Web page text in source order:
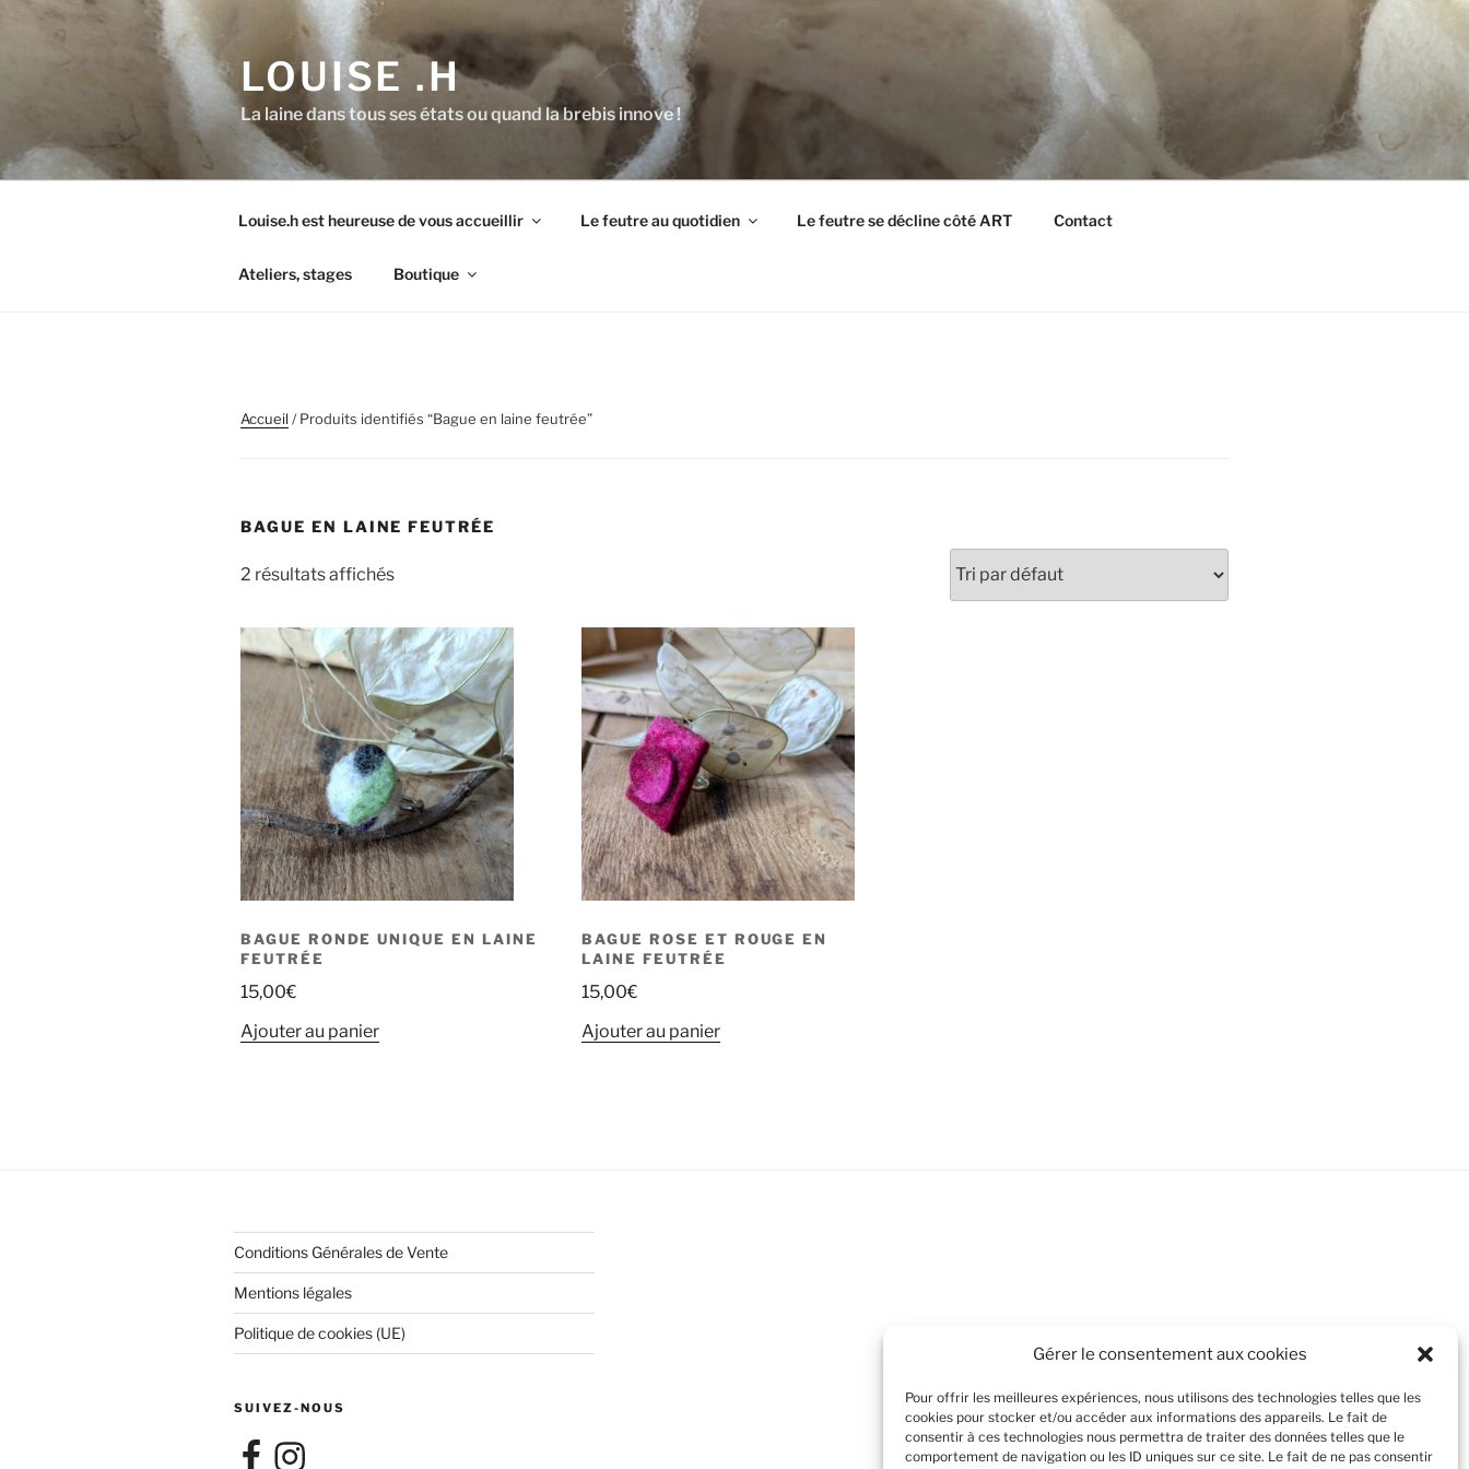
Gérer le consentement aux cookies
Pour offrir les meilleures expériences, nous utilisons des technologies telles que les
cookies pour stocker et/ou accéder aux informations des appareils. Le fait de
consentir à ces technologies nous permettra de traiter des données telles que le
comportement de navigation ou les ID uniques sur ce site. Le fait de ne pas consentir
LOUISE .H
La laine dans tous ses états ou quand la brebis innove !
Louise.h est heureuse de vous accueillir Le feutre au quotidien Le feutre se décline côté ART Contact
Ateliers, stages Boutique
Accueil/ Produits identifiés “Bague en laine feutrée”
BAGUE EN LAINE FEUTRÉE
2 résultats affichés
BAGUE RONDE UNIQUE EN LAINE
FEUTRÉE
15,00€
Ajouter au panier
BAGUE ROSE ET ROUGE EN
LAINE FEUTRÉE
15,00€
Ajouter au panier
Conditions Générales de Vente
Mentions légales
Politique de cookies (UE)
SUIVEZ-NOUS
FacebookInstagram